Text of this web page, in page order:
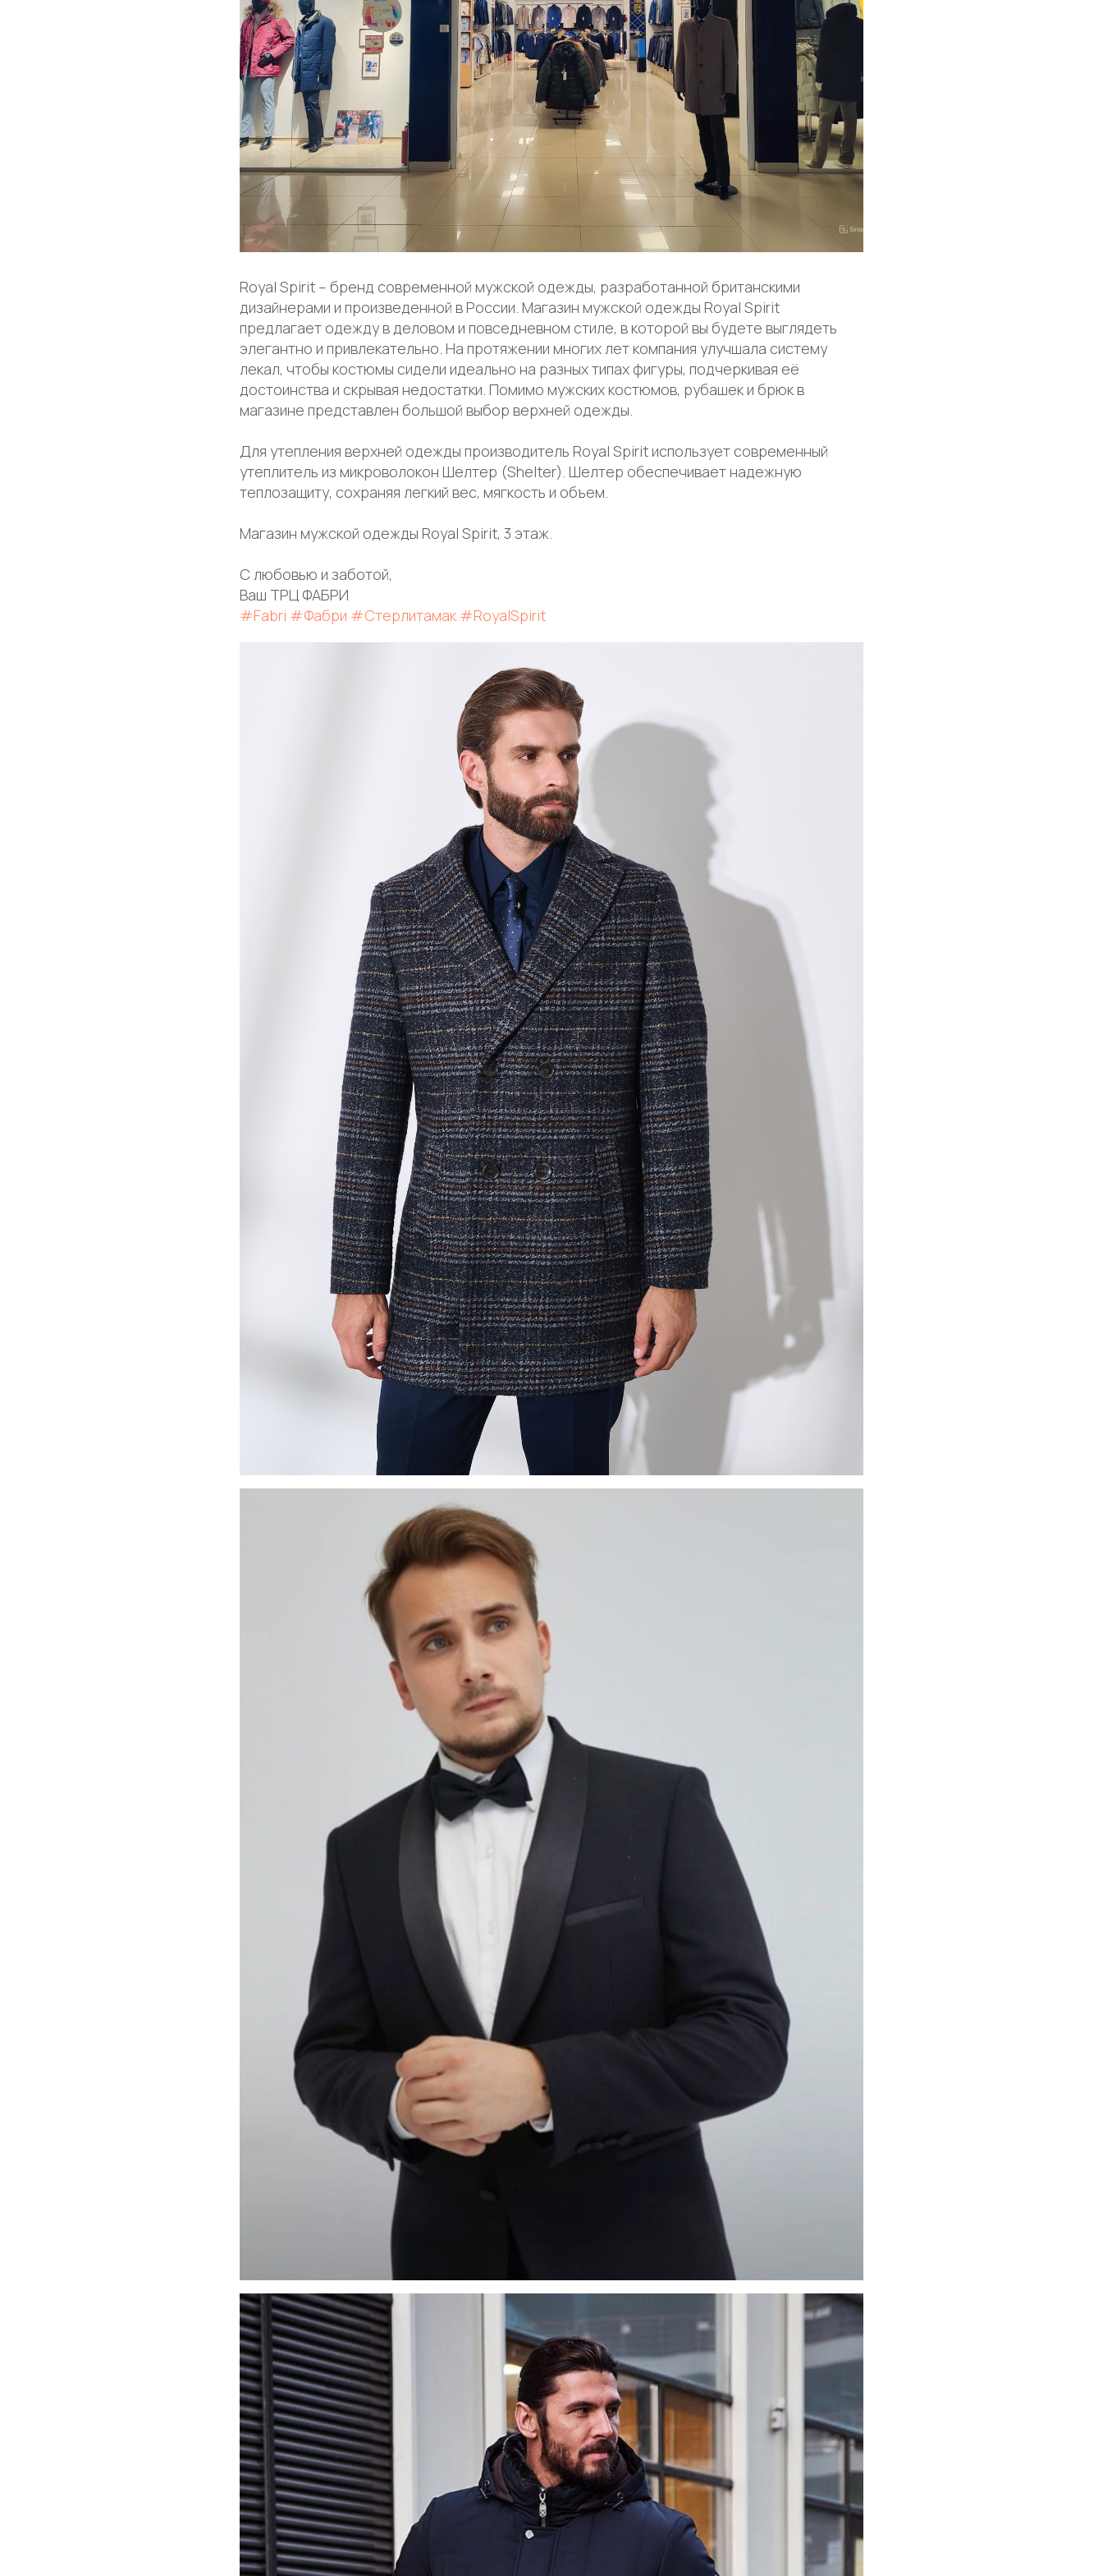
Royal Spirit – бренд современной мужской одежды, разработанной британскими
дизайнерами и произведенной в России. Магазин мужской одежды Royal Spirit
предлагает одежду в деловом и повседневном стиле, в которой вы будете выглядеть
элегантно и привлекательно. На протяжении многих лет компания улучшала систему
лекал, чтобы костюмы сидели идеально на разных типах фигуры, подчеркивая её
достоинства и скрывая недостатки. Помимо мужских костюмов, рубашек и брюк в
магазине представлен большой выбор верхней одежды.
Для утепления верхней одежды производитель Royal Spirit использует современный
утеплитель из микроволокон Шелтер (Shelter). Шелтер обеспечивает надежную
теплозащиту, сохраняя легкий вес, мягкость и объем.
Магазин мужской одежды Royal Spirit, 3 этаж.
С любовью и заботой,
Ваш ТРЦ ФАБРИ
#Fabri #Фабри #Стерлитамак #RoyalSpirit